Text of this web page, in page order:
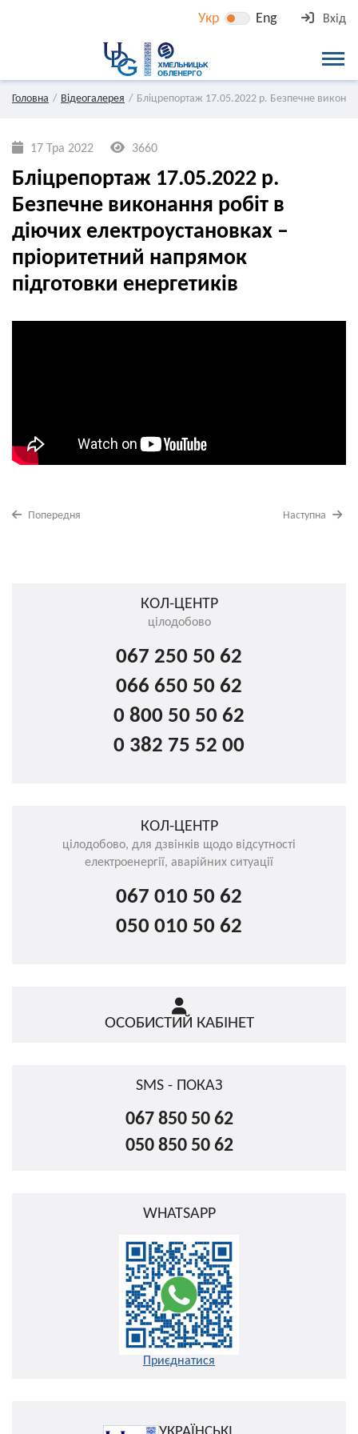
Укр Eng Вхід
Головна Відеогалерея Бліцрепортаж 17.05.2022 р. Безпечне
17 Тра 2022 3660
Бліцрепортаж 17.05.2022 р.
Безпечне виконання робіт в
діючих електроустановках –
пріоритетний напрямок
підготовки енергетиків
Попередня Наступна
КОЛ-ЦЕНТР
цілодобово
067 250 50 62
066 650 50 62
0 800 50 50 62
0 382 75 52 00
КОЛ-ЦЕНТР
цілодобово, для дзвінків щодо відсутності
електроенергії, аварійних ситуації
067 010 50 62
050 010 50 62
ОСОБИСТИЙ КАБІНЕТ
SMS - ПОКАЗ
067 850 50 62
050 850 50 62
WHATSAPP
Приєднатися